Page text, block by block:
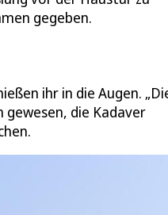
gegeben.
ihr in die Augen.
gewesen, die Kadaver